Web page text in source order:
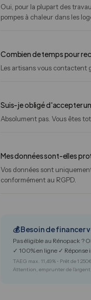
Oui, pour la plupart des
pompes à chaleur dans les
Combien de temps pour
Les artisans vous contactent
Suis-je obligé d'accepter
Absolument pas. Vous êtes
Mes données sont-elles
Vos données sont
conformément au RGPD.
💰 Besoin de financer
Pas éligible au Rénopack ?
✓ 100% en ligne ✓
TAEG max. 11,49% • Prêt de 1
Attention, emprunter de